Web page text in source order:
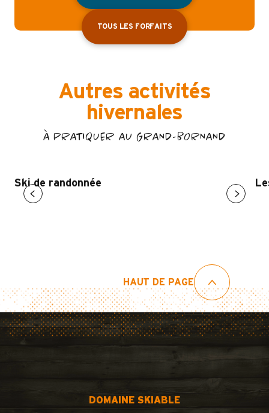
TOUS LES FORFAITS
Autres activités
hivernales
À PRATIQUER AU GRAND-BORNAND
Ski de randonnée
HAUT DE PAGE
DOMAINE SKIABLE